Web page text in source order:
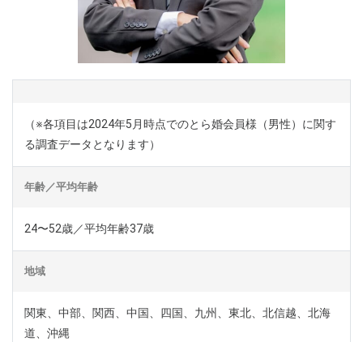
（※各項目は2024年5月時点でのとら婚会員様（男性）に関す
る調査データとなります）
年齢／平均年齢
24〜52歳／平均年齢37歳
地域
関東、中部、関西、中国、四国、九州、東北、北信越、北海
道、沖縄